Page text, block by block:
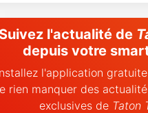
l'actualité de
depuis votre
l'application gratuite
rien manquer des
exclusives de Taton